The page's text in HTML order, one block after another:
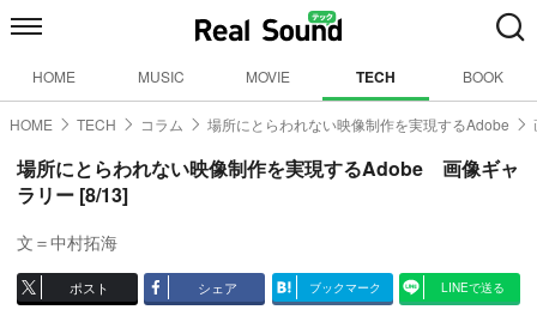
HOME MUSIC MOVIE TECH BOOK
HOME TECH コラム 場所にとらわれない映像制作を実現するAdobe
場所にとらわれない映像制作を実現するAdobe 画像ギャ
ラリー [8/13]
文＝中村拓海
ポスト シェア ブックマーク LINEで送る